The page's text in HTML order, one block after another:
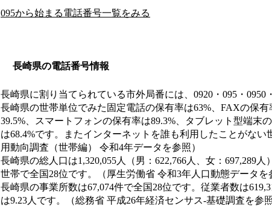
095から始まる電話番号一覧をみる
長崎県の電話番号情報
長崎県に割り当てられている市外局番には、0920・095・0950
長崎県の世帯単位でみた固定電話の保有率は63%、FAXの保
39.5%、スマートフォンの保有率は89.3%、タブレット型端末
は68.4%です。またインターネットを誰も利用したことがない
用動向調査（世帯編） 令和4年データを参照）
長崎県の総人口は1,320,055人（男：622,766人、女：697,289
世帯で全国28位です。（厚生労働省 令和3年人口動態データを
長崎県の事業所数は67,074件で全国28位です。従業者数は
は9.23人です。（総務省 平成26年経済センサス‐基礎調査を参照